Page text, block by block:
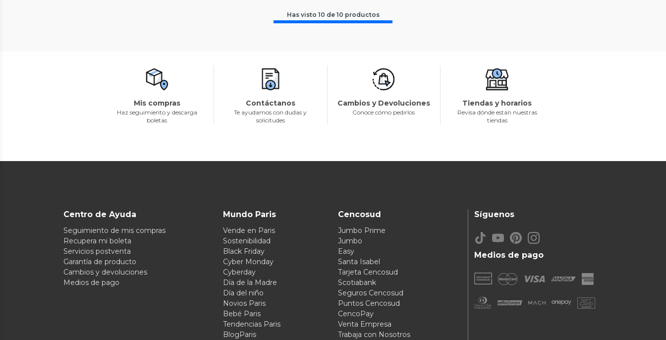
Has visto 10 de 10 productos
Mis compras
Haz seguimiento y descarga
boletas
Contáctanos
Te ayudamos con dudas y
solicitudes
Cambios y Devoluciones
Conoce cómo pedirlos
Tiendas y horarios
Revisa dónde están nuestras
tiendas
Centro de Ayuda
Seguimiento de mis compras
Recupera mi boleta
Servicios postventa
Garantía de producto
Cambios y devoluciones
Medios de pago
Mundo Paris
Vende en Paris
Sostenibilidad
Black Friday
Cyber Monday
Cyberday
Día de la Madre
Día del niño
Novios Paris
Bebé Paris
Tendencias Paris
BlogParis
Cencosud
Jumbo Prime
Jumbo
Easy
Santa Isabel
Tarjeta Cencosud
Scotiabank
Seguros Cencosud
Puntos Cencosud
CencoPay
Venta Empresa
Trabaja con Nosotros
Medios de pago
Síguenos